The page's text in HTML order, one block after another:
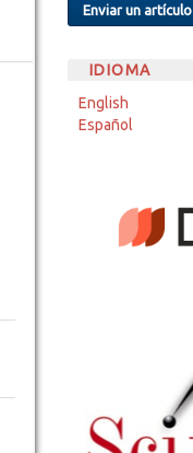
Enviar un artículo
IDIOMA
English
Español